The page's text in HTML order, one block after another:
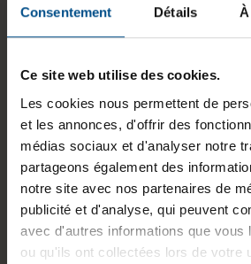
Consentement Détails
Ce site web utilise des cookies.
Les cookies nous permettent de
et les annonces, d'offrir des
médias sociaux et d'analyser notre
partageons également des
notre site avec nos partenaires de
publicité et d'analyse, qui peuvent
avec d'autres informations que vous
ou qu'ils ont collectées lors de votre
630
Lancement sur le marché:
GTIN/EAN :
Dimensions (L x l x H) :
Poids : 2